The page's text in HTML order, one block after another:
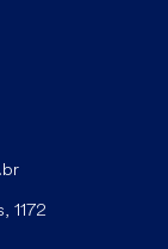
1172